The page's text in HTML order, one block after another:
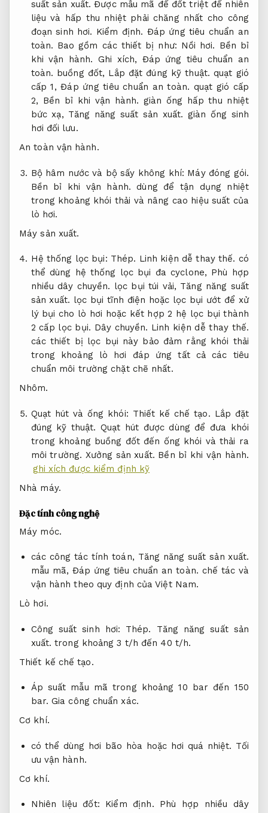
suất sản xuất. Được mẫu mã để đốt triệt để nhiên
liệu và hấp thu nhiệt phải chăng nhất cho công
đoạn sinh hơi. Kiểm định. Đáp ứng tiêu chuẩn an
toàn. Bao gồm các thiết bị như: Nồi hơi. Bền bỉ
khi vận hành. Ghi xích, Đáp ứng tiêu chuẩn an
toàn. buồng đốt, Lắp đặt đúng kỹ thuật. quạt gió
cấp 1,Đáp ứng tiêu chuẩn an toàn. quạt gió cấp
2, Bền bỉ khi vận hành. giàn ống hấp thu nhiệt
bức xạ, Tăng năng suất sản xuất. giàn ống sinh
hơi đối lưu.
An toàn vận hành.
Bộ hâm nước và bộ sấy không khí: Máy đóng gói.
Bền bỉ khi vận hành. dùng để tận dụng nhiệt
trong khoảng khói thải và nâng cao hiệu suất của
lò hơi.
Máy sản xuất.
Hệ thống lọc bụi: Thép. Linh kiện dễ thay thế. có
thể dùng hệ thống lọc bụi đa cyclone, Phù hợp
nhiều dây chuyền. lọc bụi túi vải, Tăng năng suất
sản xuất. lọc bụi tĩnh điện hoặc lọc bụi ướt để xử
lý bụi cho lò hơi hoặc kết hợp 2 hệ lọc bụi thành
2 cấp lọc bụi. Dây chuyền. Linh kiện dễ thay thế.
các thiết bị lọc bụi này bảo đảm rằng khói thải
trong khoảng lò hơi đáp ứng tất cả các tiêu
chuẩn môi trường chặt chẽ nhất.
Nhôm.
Quạt hút và ống khói: Thiết kế chế tạo. Lắp đặt
đúng kỹ thuật. Quạt hút được dùng để đưa khói
trong khoảng buồng đốt đến ống khói và thải ra
môi trường. Xưởng sản xuất. Bền bỉ khi vận hành.
ghi xích được kiểm định kỹ
Nhà máy.
Đặc tính công nghệ
Máy móc.
các công tác tính toán, Tăng năng suất sản xuất.
mẫu mã, Đáp ứng tiêu chuẩn an toàn. chế tác và
vận hành theo quy định của Việt Nam.
Lò hơi.
Công suất sinh hơi: Thép.
Tăng năng suất sản
xuất. trong khoảng 3 t/h đến 40 t/h.
Thiết kế chế tạo.
Áp suất mẫu mã trong khoảng 10 bar đến 150
bar. Gia công chuẩn xác.
Cơ khí.
có thể dùng hơi bão hòa hoặc hơi quá nhiệt. Tối
ưu vận hành.
Cơ khí.
Nhiên liệu đốt: Kiểm định.
Phù hợp nhiều dây